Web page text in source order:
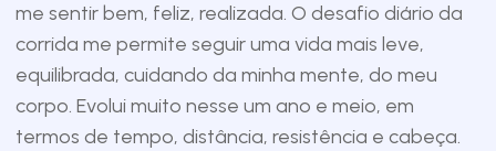
me sentir bem, feliz, realizada. O desafio diário da
corrida me permite seguir uma vida mais leve,
equilibrada, cuidando da minha mente, do meu
corpo. Evolui muito nesse um ano e meio, em
termos de tempo, distância, resistência e cabeça.